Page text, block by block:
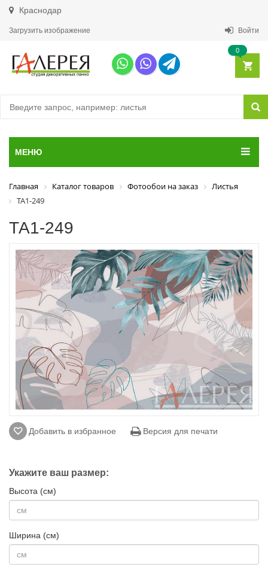
Краснодар
Загрузить изображение Войти
0
МЕНЮ
Главная Каталог товаров Фотообои на заказ
Листья
ТА1-249
ТА1-249
Добавить в избранное Версия для печати
Укажите ваш размер:
Высота (см)
Ширина (см)